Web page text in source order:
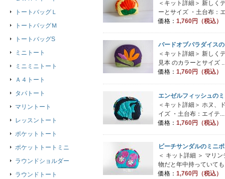
＜キット詳細＞ 新しく
ーとサイズ ・土台布：
価格： 1,760円（税込）
バードオブパラダイス
＜キット詳細＞ 新しく
見本 のカラーとサイズ
価格： 1,760円（税込）
エンゼルフィッシュの
＜キット詳細＞ ホヌ、
イズ ・土台布：エイテ...
価格： 1,760円（税込）
ビーチサンダルのミニ
＜ キット詳細 ＞ マリ
物だと年中持っていて
価格： 1,760円（税込）
トートバッグＬ
トートバッグＭ
トートバッグS
ミニトート
ミニミニトート
Ａ４トート
タパトート
マリントート
レッスントート
ポケットトート
ポケットトートミニ
ラウンドショルダー
ラウンドトート